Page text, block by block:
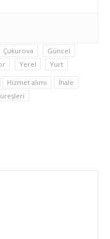
Çukurova
Güncel
Yerel Yurt
Hizmet alımı
İhale